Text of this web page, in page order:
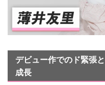
デビュー作でのド緊張
成長